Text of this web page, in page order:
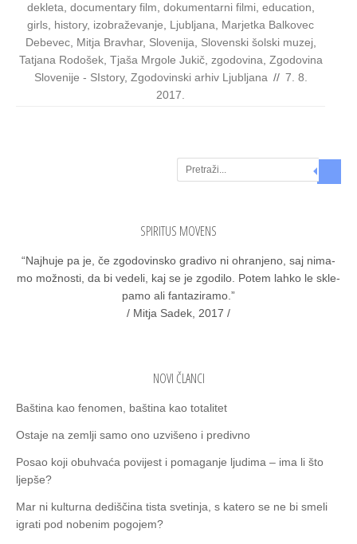
dekleta documentary film dokumentarni filmi, education
girls history, izobraževanje Ljubljana
Marjetka Balkovec
Debevec, Mitja Bravhar, Slovenija Slovenski šolski muzej,
Tatjana Rodošek, Tjaša Mrgole Jukič, zgodovina Zgodovina
Slovenije - SIstory, Zgodovinski arhiv Ljubljana // 7. 8.
2017.
Search
SPIRITUS MOVENS
“Naj­hu­je pa je, če zgo­do­vin­sko gra­di­vo ni ohra­nje­no, saj nima­
mo mož­nos­ti, da bi vede­li, kaj se je zgo­di­lo. Potem lah­ko le skle­
pa­mo ali fan­ta­zi­ra­mo.”
/ Mitja Sadek, 2017 /
NOVI ČLANCI
Baština kao fenomen, baština kao totalitet
Ostaje na zemlјi samo ono uzvišeno i predivno
Posao koji obuhvaća povijest i pomaganje ljudima – ima li što
ljepše?
Mar ni kulturna dediščina tista svetinja, s katero se ne bi smeli
igrati pod nobenim pogojem?